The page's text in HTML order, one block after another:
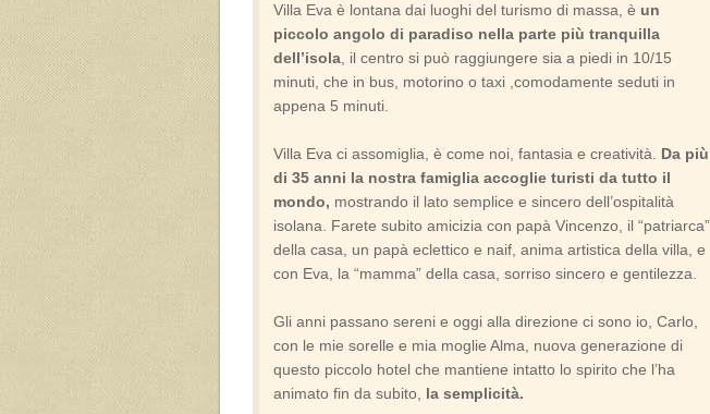
Villa Eva è lontana dai luoghi del turismo di massa, è un
piccolo angolo di paradiso nella parte più tranquilla
dell’isola , il centro si può raggiungere sia a piedi in 10/15
minuti, che in bus, motorino o taxi ,comodamente seduti in
appena 5 minuti.
Villa Eva ci assomiglia, è come noi, fantasia e creatività. Da più
di 35 anni la nostra famiglia accoglie turisti da tutto il
mondo, mostrando il lato semplice e sincero dell’ospitalità
isolana. Farete subito amicizia con papà Vincenzo, il “patriarca”
della casa, un papà eclettico e naif, anima artistica della villa, e
con Eva, la “mamma” della casa, sorriso sincero e gentilezza.
Gli anni passano sereni e oggi alla direzione ci sono io, Carlo,
con le mie sorelle e mia moglie Alma, nuova generazione di
questo piccolo hotel che mantiene intatto lo spirito che l’ha
animato fin da subito, la semplicità.